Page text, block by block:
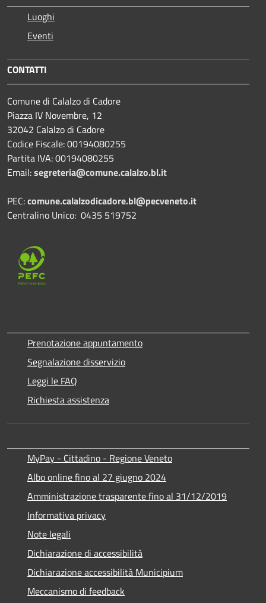
Luoghi
Eventi
CONTATTI
Comune di Calalzo di Cadore
Piazza IV Novembre, 12
32042 Calalzo di Cadore
Codice Fiscale: 00194080255
Partita IVA: 00194080255
Email:segreteria@comune.calalzo.bl.it
PEC:comune.calalzodicadore.bl@pecveneto.it
Centralino Unico: 0435 519752
Prenotazione appuntamento
Segnalazione disservizio
Leggi le FAQ
Richiesta assistenza
MyPay - Cittadino - Regione Veneto
Albo online fino al 27 giugno 2024
Amministrazione trasparente fino al 31/12/2019
Informativa privacy
Note legali
Dichiarazione di accessibilità
Dichiarazione accessibilità Municipium
Meccanismo di feedback